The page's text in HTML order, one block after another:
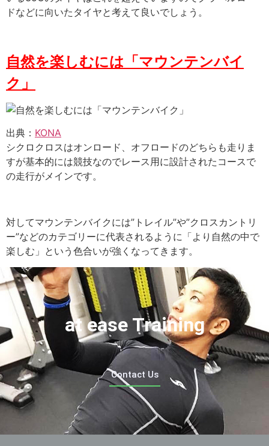
ドなどに向いたタイヤと考えて良いでしょう。
自然を楽しむには「マウンテンバイ
ク」
出典： KONA
シクロクロスはオンロード、オフロードのどちらも走りま
すが基本的には競技なのでレース用に設計されたコースで
の走行がメインです。
対してマウンテンバイクには”トレイル”や”クロスカントリ
ー”などのカテゴリーに代表されるように「より自然の中で
楽しむ」という色合いが強くなってきます。
at ease Training
Contact Us